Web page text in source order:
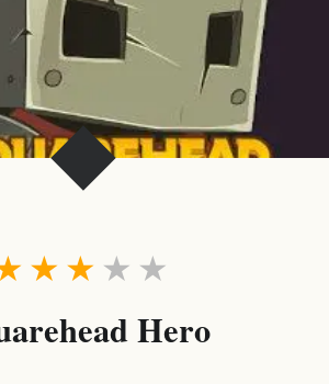
★
★
★
★
Hero